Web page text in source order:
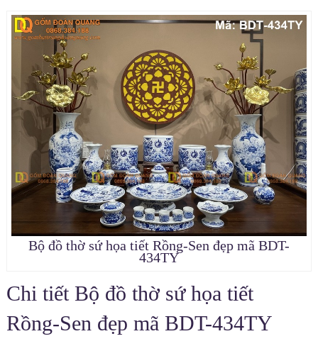
Bộ đồ thờ sứ họa tiết Rồng-Sen đẹp mã BDT-
434TY
Chi tiết Bộ đồ thờ sứ họa tiết
Rồng-Sen đẹp mã BDT-434TY